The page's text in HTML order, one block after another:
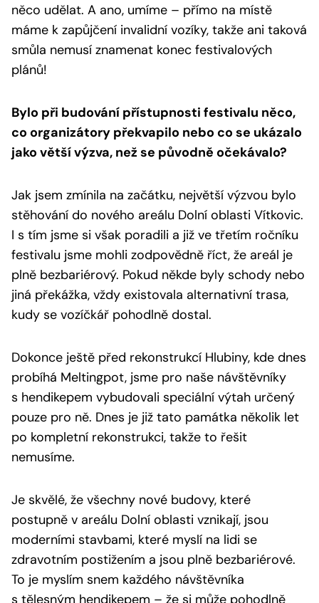
něco udělat. A ano, umíme – přímo na místě
máme k zapůjčení invalidní vozíky, takže ani taková
smůla nemusí znamenat konec festivalových
plánů!
Bylo při budování přístupnosti festivalu něco,
co organizátory překvapilo nebo co se ukázalo
jako větší výzva, než se původně očekávalo?
Jak jsem zmínila na začátku, největší výzvou bylo
stěhování do nového areálu Dolní oblasti Vítkovic.
I s tím jsme si však poradili a již ve třetím ročníku
festivalu jsme mohli zodpovědně říct, že areál je
plně bezbariérový. Pokud někde byly schody nebo
jiná překážka, vždy existovala alternativní trasa,
kudy se vozíčkář pohodlně dostal.
Dokonce ještě před rekonstrukcí Hlubiny, kde dnes
probíhá Meltingpot, jsme pro naše návštěvníky
s hendikepem vybudovali speciální výtah určený
pouze pro ně. Dnes je již tato památka několik let
po kompletní rekonstrukci, takže to řešit
nemusíme.
Je skvělé, že všechny nové budovy, které
postupně v areálu Dolní oblasti vznikají, jsou
moderními stavbami, které myslí na lidi se
zdravotním postižením a jsou plně bezbariérové.
To je myslím snem každého návštěvníka